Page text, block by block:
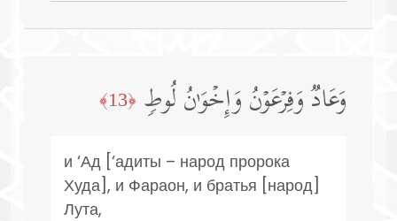
وَعَادࣱ وَفِرۡعَوۡنُ وَإِخۡوَ ٰ⁠نُ لُوطࣲ ﴿13﴾
и ‘Ад [‘адиты – народ пророка
Худа], и Фараон, и братья [народ]
Лута,